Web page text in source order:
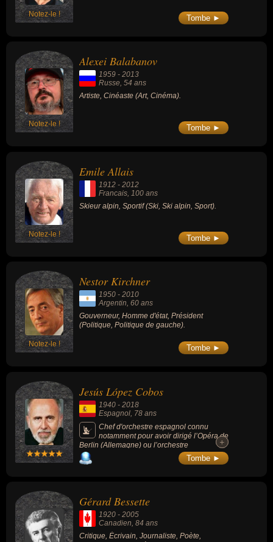
Notez-le ! Tombe ►
Notez-le !
Alexei Balabanov
1959 - 2013
Russe, 54 ans
Artiste, Cinéaste (Art, Cinéma).
Tombe ►
Notez-le !
Emile Allais
1912 - 2012
Francais , 100 ans
Skieur alpin, Sportif (Ski, Ski alpin, Sport).
Tombe ►
Notez-le !
Nestor Kirchner
1950 - 2010
Argentin, 60 ans
Gouverneur, Homme d'état, Président
(Politique, Politique de gauche).
Tombe ►
Jesús López Cobos
1940 - 2018
Espagnol , 78 ans
Chef d'orchestre espagnol connu
notamment pour avoir dirigé l’Opéra de
Berlin (Allemagne) ou l’orchestre
symphonique de Cincinnati (Ohio, USA).
+
+
Tombe ►
Gérard Bessette
1920 - 2005
Canadien, 84 ans
Critique, Écrivain, Journaliste, Poète,